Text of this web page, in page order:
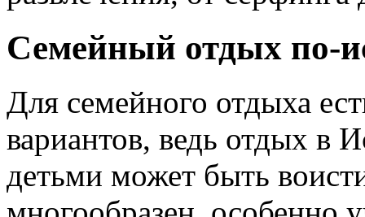
Семейный отдых по-
Для семейного отдыха
вариантов, ведь отдых в
детьми может быть